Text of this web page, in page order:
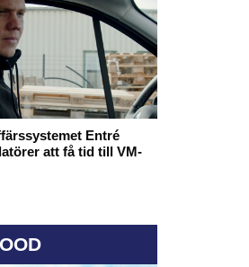
Entré
att få tid till VM-